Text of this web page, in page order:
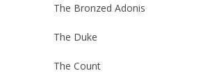
The Bronzed Adonis
The Duke
The Count